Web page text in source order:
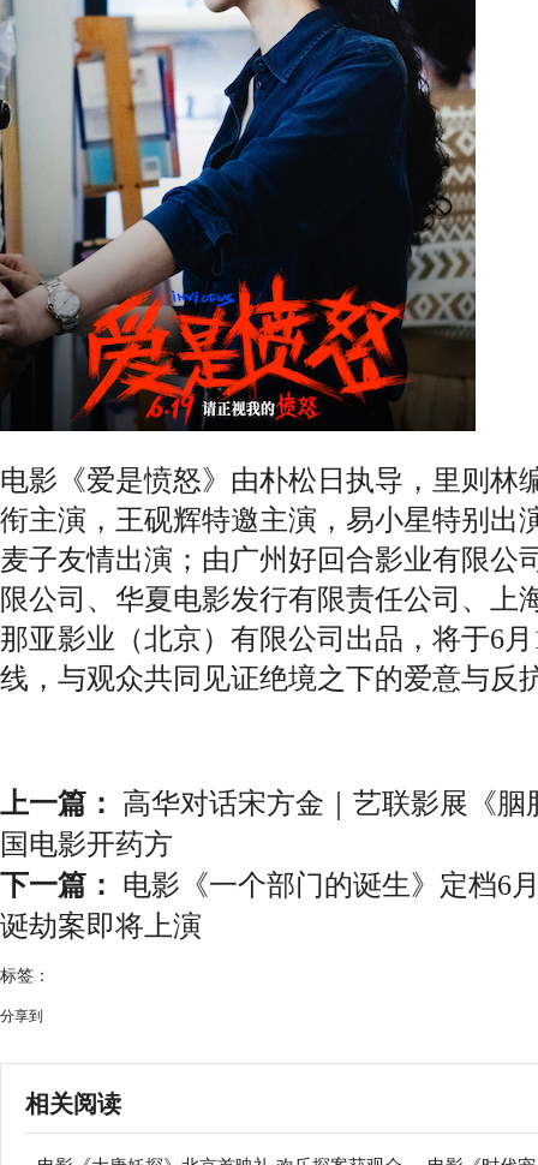
电影《爱是愤怒》由朴松日执导，里则林
衔主演，王砚辉特邀主演，易小星特别出
麦子友情出演；由广州好回合影业有限公
限公司、华夏电影发行有限责任公司、上
那亚影业（北京）有限公司出品，将于6
线，与观众共同见证绝境之下的爱意与反
上一篇： 高华对话宋方金｜艺联影展《
国电影开药方
下一篇： 电影《一个部门的诞生》定档6
诞劫案即将上演
标签：
分享到
相关阅读